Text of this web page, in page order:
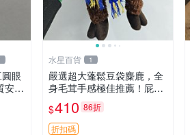
眼
安撫
手
豆
水星百貨 1
嚴選超大蓬鬆豆袋麋鹿，全
身毛茸手感極佳推薦！屁股
與四肢填充均勻，適合收藏
與孩童共賞。 麋鹿 豆袋 毛
茸玩具
$410 86折
折扣碼